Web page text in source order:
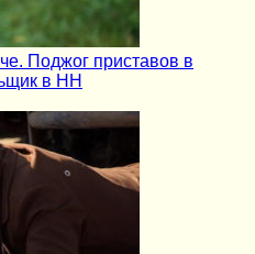
Поджог приставов в
в НН